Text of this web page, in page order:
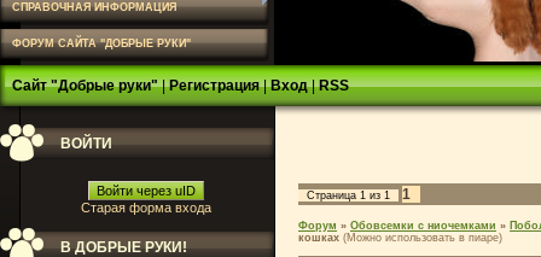
СПРАВОЧНАЯ ИНФОРМАЦИЯ
ФОРУМ САЙТА "ДОБРЫЕ РУКИ"
Сайт "Добрые руки"|Регистрация|Вход|RSS
ВОЙТИ
Войти через uID
Старая форма входа
В ДОБРЫЕ РУКИ!
Страница 1 из 1 1
Форум » Обовсемки с ниочемками »
кошках (Можно использовать в пиаре)